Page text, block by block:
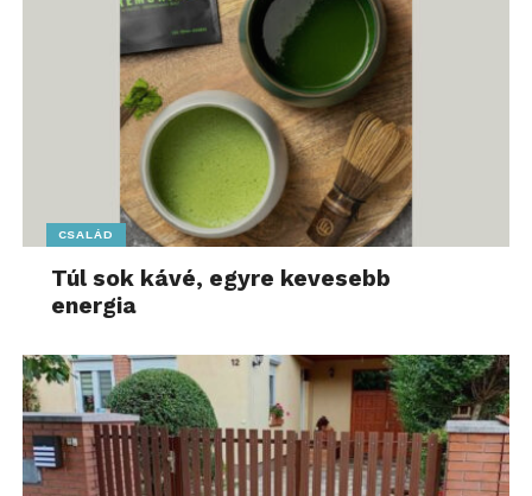
CSALÁD
Túl sok kávé, egyre kevesebb
energia